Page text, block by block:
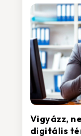
Vigyázz,
digitális